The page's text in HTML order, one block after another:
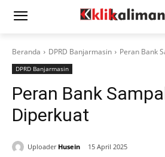
Beranda DPRD Banjarmasin Peran Bank
DPRD Banjarmasin
Peran Bank
Diperkuat
Uploader Husein 15 April 2025